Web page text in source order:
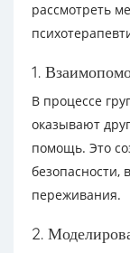
рассмотреть
1.
В процессе
оказывают
помощь. Это
безопасности,
переживания.
2.